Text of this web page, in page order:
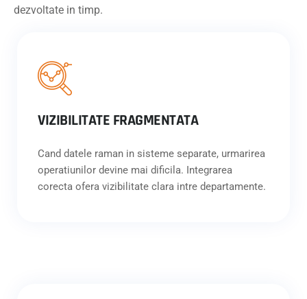
dezvoltate in timp.
VIZIBILITATE FRAGMENTATA
Cand datele raman in sisteme separate, urmarirea
operatiunilor devine mai dificila. Integrarea
corecta ofera vizibilitate clara intre departamente.